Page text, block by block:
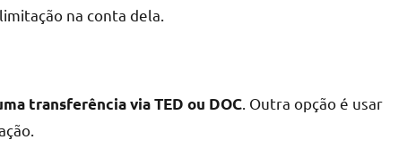
na conta dela.
transferência via TED ou DOC. Outra opção é usar